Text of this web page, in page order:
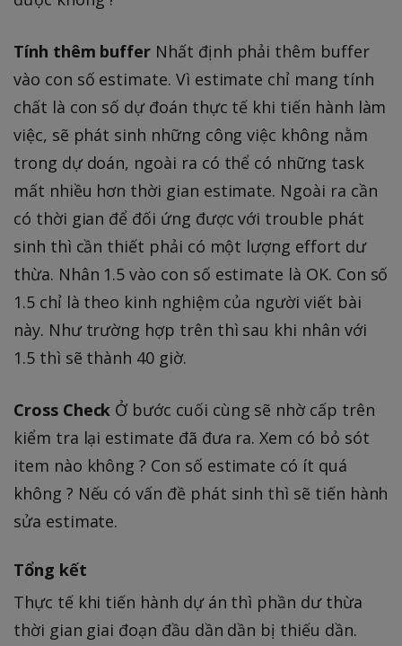
Tính thêm buffer Nhất định phải thêm buffer
vào con số estimate. Vì estimate chỉ mang tính
chất là con số dự đoán thực tế khi tiến hành làm
việc, sẽ phát sinh những công việc không nằm
trong dự doán, ngoài ra có thể có những task
mất nhiều hơn thời gian estimate. Ngoài ra cần
có thời gian để đối ứng được với trouble phát
sinh thì cần thiết phải có một lượng effort dư
thừa. Nhân 1.5 vào con số estimate là OK. Con số
1.5 chỉ là theo kinh nghiệm của người viết bài
này. Như trường hợp trên thì sau khi nhân với
1.5 thì sẽ thành 40 giờ.
Cross Check Ở bước cuối cùng sẽ nhờ cấp trên
kiểm tra lại estimate đã đưa ra. Xem có bỏ sót
item nào không ? Con số estimate có ít quá
không ? Nếu có vấn đề phát sinh thì sẽ tiến hành
sửa estimate.
Tổng kết
Thực tế khi tiến hành dự án thì phần dư thừa
thời gian giai đoạn đầu dần dần bị thiếu dần.